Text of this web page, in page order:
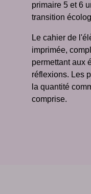
primaire 5 et 6
transition
Le cahier de
imprimée,
permettant aux
réflexions. Les
la quantité
comprise.